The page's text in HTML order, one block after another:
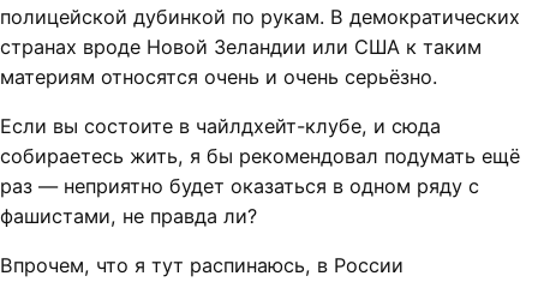
полицейской дубинкой по рукам. В демократических
странах вроде Новой Зеландии или США к таким
материям относятся очень и очень серьёзно.
Если вы состоите в чайлдхейт-клубе, и сюда
собираетесь жить, я бы рекомендовал подумать ещё
раз — неприятно будет оказаться в одном ряду с
фашистами, не правда ли?
Впрочем, что я тут распинаюсь, в России